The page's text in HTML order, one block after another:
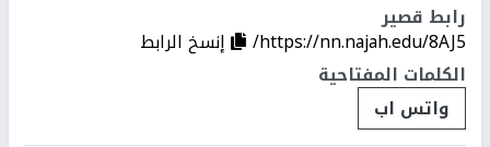
رابط قصير
https://nn.najah.edu/8AJ5/
إنسخ الرابط
الكلمات المفتاحية
واتس اب